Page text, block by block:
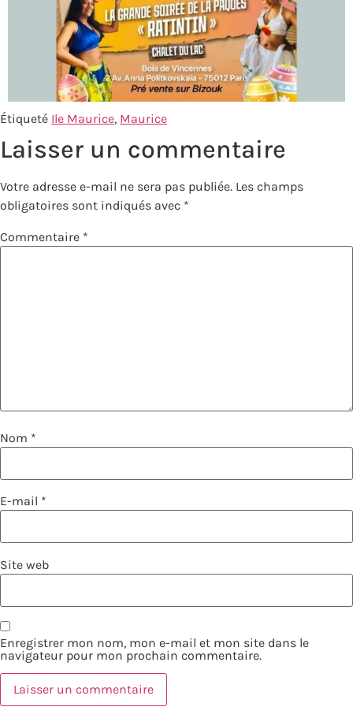
Étiqueté Ile Maurice, Maurice
Laisser un commentaire
Votre adresse e-mail ne sera pas publiée. Les champs
obligatoires sont indiqués avec *
Commentaire *
Nom *
E-mail *
Site web
Enregistrer mon nom, mon e-mail et mon site dans le
navigateur pour mon prochain commentaire.